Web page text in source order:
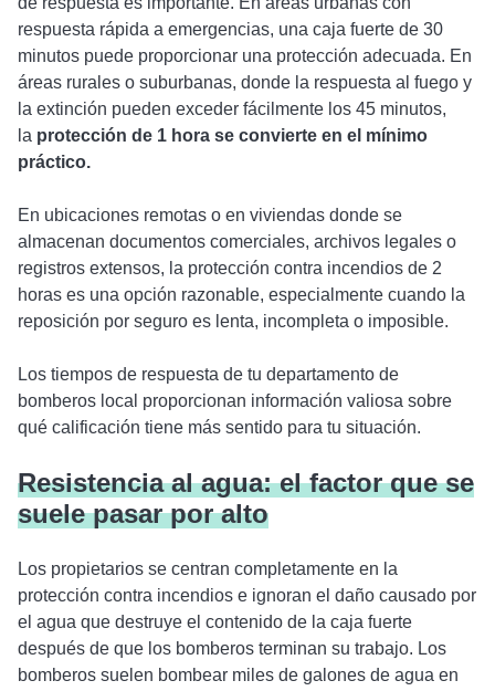
respuesta rápida a emergencias, una caja fuerte de 30
minutos puede proporcionar una protección adecuada. En
áreas rurales o suburbanas, donde la respuesta al fuego y
la extinción pueden exceder fácilmente los 45 minutos,
la protección de 1 hora se convierte en el mínimo
práctico.
En ubicaciones remotas o en viviendas donde se
almacenan documentos comerciales, archivos legales o
registros extensos, la protección contra incendios de 2
horas es una opción razonable, especialmente cuando la
reposición por seguro es lenta, incompleta o imposible.
Los tiempos de respuesta de tu departamento de
bomberos local proporcionan información valiosa sobre
qué calificación tiene más sentido para tu situación.
Resistencia al agua: el factor que se
suele pasar por alto
Los propietarios se centran completamente en la
protección contra incendios e ignoran el daño causado por
el agua que destruye el contenido de la caja fuerte
después de que los bomberos terminan su trabajo. Los
bomberos suelen bombear miles de galones de agua en